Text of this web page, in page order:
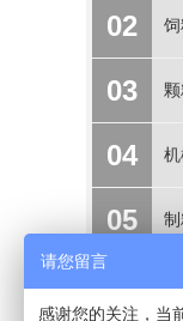
02
03
04
05
06
请您留言
感谢您的关注，当